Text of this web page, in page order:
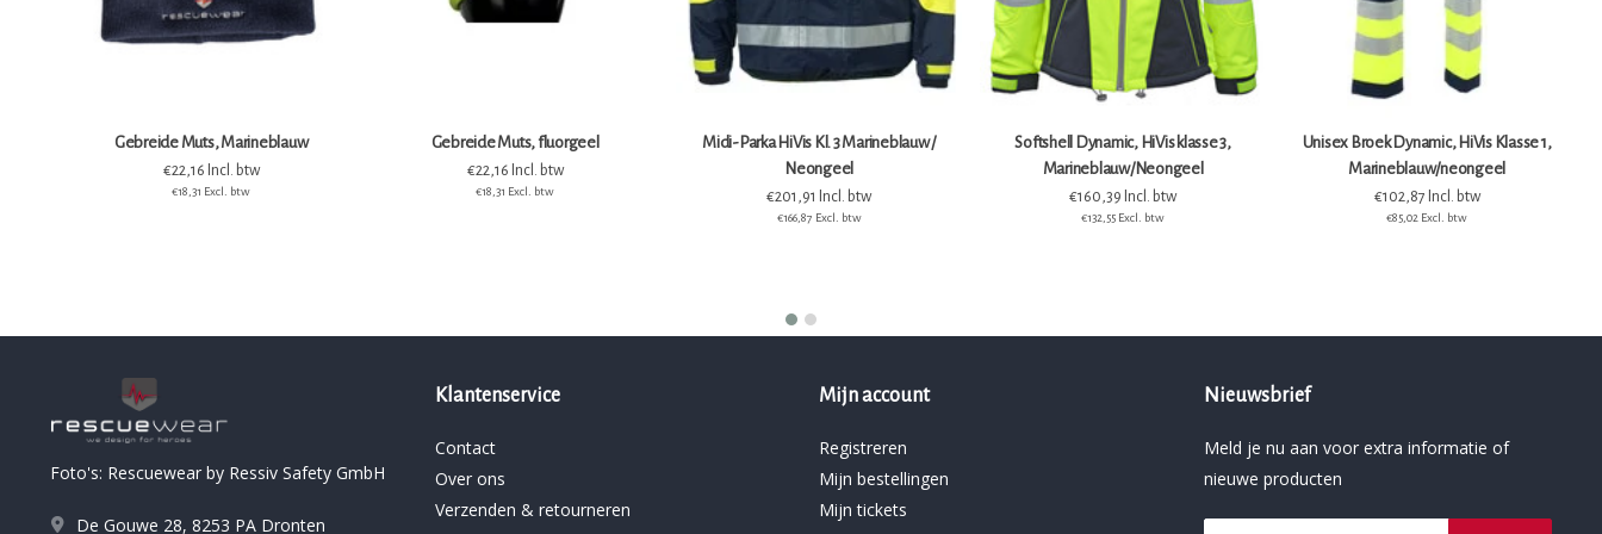
Gebreide Muts, Marineblauw
€22,16 Incl. btw
€18,31 Excl. btw
Gebreide Muts, fluorgeel
€22,16 Incl. btw
€18,31 Excl. btw
Midi-Parka HiVis Kl. 3 Marineblauw /
Neongeel
€201,91 Incl. btw
€166,87 Excl. btw
Softshell Dynamic, HiVis klasse 3,
Marineblauw/Neongeel
€160,39 Incl. btw
€132,55 Excl. btw
Unisex Broek Dynamic, HiVis Klasse 1,
Marineblauw/neongeel
€102,87 Incl. btw
€85,02 Excl. btw
Foto's: Rescuewear by Ressiv Safety GmbH
De Gouwe 28, 8253 PA Dronten
Klantenservice
Contact
Over ons
Verzenden & retourneren
Mijn account
Registreren
Mijn bestellingen
Mijn tickets
Nieuwsbrief
Meld je nu aan voor extra informatie of
nieuwe producten